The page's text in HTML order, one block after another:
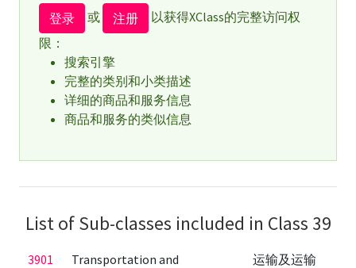
登录 或 注册
以获得XClass的完整访问权
限：
搜索引擎
完整的类别和小类描述
详细的商品和服务信息
商品和服务的类似信息
List of Sub-classes included in Class 39
3901
Transportation and
运输及运输